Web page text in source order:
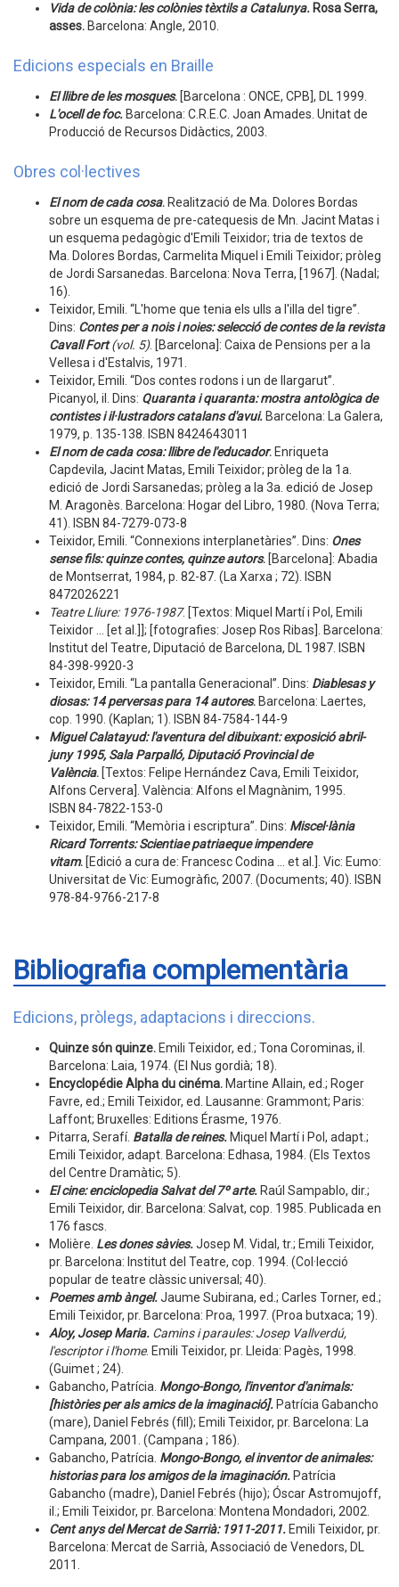
Vida de colònia: les colònies tèxtils a Catalunya. Rosa Serra,
asses. Barcelona: Angle, 2010.
Edicions especials en Braille
El llibre de les mosques. [Barcelona : ONCE, CPB], DL 1999.
L'ocell de foc. Barcelona: C.R.E.C. Joan Amades. Unitat de
Producció de Recursos Didàctics, 2003.
Obres col·lectives
El nom de cada cosa. Realització de Ma. Dolores Bordas
sobre un esquema de pre-catequesis de Mn. Jacint Matas i
un esquema pedagògic d'Emili Teixidor; tria de textos de
Ma. Dolores Bordas, Carmelita Miquel i Emili Teixidor; pròleg
de Jordi Sarsanedas. Barcelona: Nova Terra, [1967]. (Nadal;
16).
Teixidor, Emili. “L'home que tenia els ulls a l'illa del tigre”.
Dins: Contes per a nois i noies: selecció de contes de la revista
Cavall Fort(vol. 5). [Barcelona]: Caixa de Pensions per a la
Vellesa i d'Estalvis, 1971.
Teixidor, Emili. “Dos contes rodons i un de llargarut”.
Picanyol, il. Dins: Quaranta i quaranta: mostra antològica de
contistes i il·lustradors catalans d'avui. Barcelona: La Galera,
1979, p. 135-138. ISBN 8424643011
El nom de cada cosa: llibre de l'educador. Enriqueta
Capdevila, Jacint Matas, Emili Teixidor; pròleg de la 1a.
edició de Jordi Sarsanedas; pròleg a la 3a. edició de Josep
M. Aragonès. Barcelona: Hogar del Libro, 1980. (Nova Terra;
41). ISBN 84-7279-073-8
Teixidor, Emili. “Connexions interplanetàries”. Dins: Ones
sense fils: quinze contes, quinze autors. [Barcelona]: Abadia
de Montserrat, 1984, p. 82-87. (La Xarxa ; 72). ISBN
8472026221
Teatre Lliure: 1976-1987. [Textos: Miquel Martí i Pol, Emili
Teixidor ... [et al.]]; [fotografies: Josep Ros Ribas]. Barcelona:
Institut del Teatre, Diputació de Barcelona, DL 1987. ISBN
84-398-9920-3
Teixidor, Emili. “La pantalla Generacional”. Dins: Diablesas y
diosas: 14 perversas para 14 autores. Barcelona: Laertes,
cop. 1990. (Kaplan; 1). ISBN 84-7584-144-9
Miguel Calatayud: l'aventura del dibuixant: exposició abril-
juny 1995, Sala Parpalló, Diputació Provincial de
València. [Textos: Felipe Hernández Cava, Emili Teixidor,
Alfons Cervera]. València: Alfons el Magnànim, 1995.
ISBN 84-7822-153-0
Teixidor, Emili. “Memòria i escriptura”. Dins: Miscel·lània
Ricard Torrents: Scientiae patriaeque impendere
vitam. [Edició a cura de: Francesc Codina ... et al.]. Vic: Eumo:
Universitat de Vic: Eumogràfic, 2007. (Documents; 40). ISBN
978-84-9766-217-8
Bibliografia complementària
Edicions, pròlegs, adaptacions i direccions.
Quinze són quinze. Emili Teixidor, ed.; Tona Corominas, il.
Barcelona: Laia, 1974. (El Nus gordià; 18).
Encyclopédie Alpha du cinéma. Martine Allain, ed.; Roger
Favre, ed.; Emili Teixidor, ed. Lausanne: Grammont; Paris:
Laffont; Bruxelles: Editions Érasme, 1976.
Pitarra, Serafí. Batalla de reines. Miquel Martí i Pol, adapt.;
Emili Teixidor, adapt. Barcelona: Edhasa, 1984. (Els Textos
del Centre Dramàtic; 5).
El cine: enciclopedia Salvat del 7º arte. Raúl Sampablo, dir.;
Emili Teixidor, dir. Barcelona: Salvat, cop. 1985. Publicada en
176 fascs.
Molière. Les dones sàvies.Josep M. Vidal, tr.; Emili Teixidor,
pr. Barcelona: Institut del Teatre, cop. 1994. (Col·lecció
popular de teatre clàssic universal; 40).
Poemes amb àngel.Jaume Subirana, ed.; Carles Torner, ed.;
Emili Teixidor, pr. Barcelona: Proa, 1997. (Proa butxaca; 19).
Aloy, Josep Maria. Camins i paraules: Josep Vallverdú,
l'escriptor i l'home. Emili Teixidor, pr. Lleida: Pagès, 1998.
(Guimet ; 24).
Gabancho, Patrícia. Mongo-Bongo, l'inventor d'animals:
[històries per als amics de la imaginació]. Patrícia Gabancho
(mare), Daniel Febrés (fill); Emili Teixidor, pr. Barcelona: La
Campana, 2001. (Campana ; 186).
Gabancho, Patrícia. Mongo-Bongo, el inventor de animales:
historias para los amigos de la imaginación. Patrícia
Gabancho (madre), Daniel Febrés (hijo); Óscar Astromujoff,
il.; Emili Teixidor, pr. Barcelona: Montena Mondadori, 2002.
Cent anys del Mercat de Sarrià: 1911-2011. Emili Teixidor, pr.
Barcelona: Mercat de Sarrià, Associació de Venedors, DL
2011.